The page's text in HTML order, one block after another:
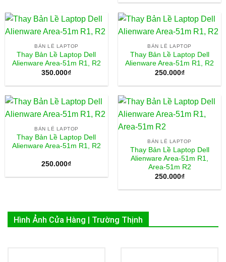
BẢN LỀ LAPTOP
Thay Bản Lề Laptop Dell
Alienware Area-51m R1, R2
350.000₫
BẢN LỀ LAPTOP
Thay Bản Lề Laptop Dell
Alienware Area-51m R1, R2
250.000₫
BẢN LỀ LAPTOP
Thay Bản Lề Laptop Dell
Alienware Area-51m R1, R2
250.000₫
BẢN LỀ LAPTOP
Thay Bản Lề Laptop Dell
Alienware Area-51m R1,
Area-51m R2
250.000₫
Hình Ảnh Cửa Hàng | Trường Thịnh